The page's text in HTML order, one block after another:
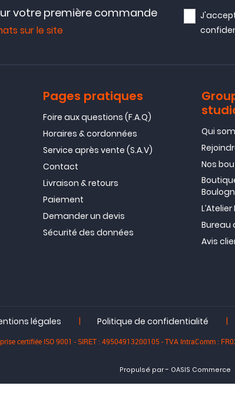
votre première commande
sur le site
Pages pratiques
Foire aux questions (F.A.Q)
Horaires & cordonnées
Service après vente (S.A.V)
Contact
Livraison & retours
Paiement
Demander un devis
Sécurité des données
Qui
Nos
Bureau
Avis
légales | Politique de confidentialité |
certifiée ISO 9001 - SIRET : 49504913200105 - TVA IntraComm :
Propulsé par- OASIS Commerce